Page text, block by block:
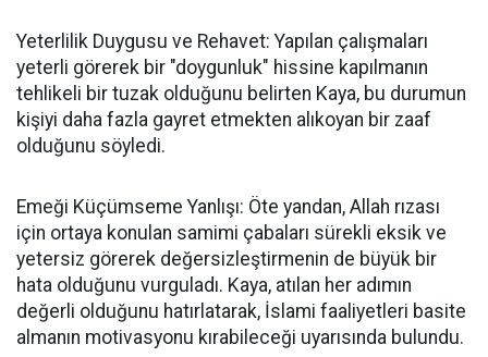
Yeterlilik Duygusu ve Rehavet: Yapılan çalışmaları
yeterli görerek bir "doygunluk" hissine kapılmanın
tehlikeli bir tuzak olduğunu belirten Kaya, bu durumun
kişiyi daha fazla gayret etmekten alıkoyan bir zaaf
olduğunu söyledi.
Emeği Küçümseme Yanlışı: Öte yandan, Allah rızası
için ortaya konulan samimi çabaları sürekli eksik ve
yetersiz görerek değersizleştirmenin de büyük bir
hata olduğunu vurguladı. Kaya, atılan her adımın
değerli olduğunu hatırlatarak, İslami faaliyetleri basite
almanın motivasyonu kırabileceği uyarısında bulundu.